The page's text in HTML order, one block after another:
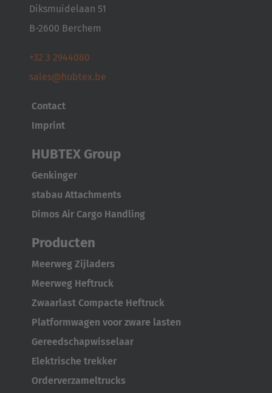
Diksmuidelaan 51
B-2600 Berchem
+32 3 2944080
sales@hubtex.be
Contact
Imprint
HUBTEX Group
Genkinger
stabau Attachments
Dimos Air Cargo Handling
Producten
Meerweg Zijladers
Meerweg Heftruck
Zwaarlast Compacte Heftruck
Platformwagen voor zware lasten
Gereedschapwisselaar
Elektrische trekker
Orderverzameltrucks